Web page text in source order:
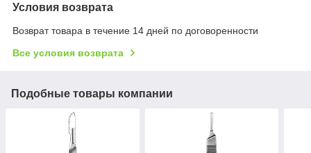
Условия возврата
Возврат товара в течение 14 дней по договоренности
Все условия возврата
Подобные товары компании